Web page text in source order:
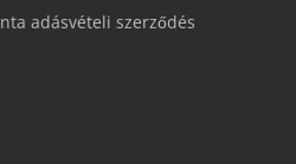
adásvételi szerződés